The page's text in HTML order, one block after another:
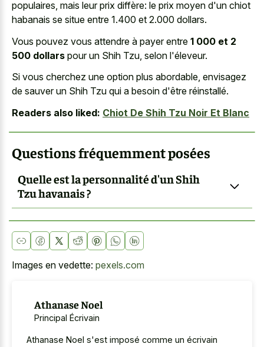
populaires, mais leur prix diffère: le prix moyen d'un chiot
habanais se situe entre 1.400 et 2.000 dollars.
Vous pouvez vous attendre à payer entre 1 000 et 2
500 dollars pour un Shih Tzu, selon l'éleveur.
Si vous cherchez une option plus abordable, envisagez
de sauver un Shih Tzu qui a besoin d'être réinstallé.
Readers also liked: Chiot De Shih Tzu Noir Et Blanc
Questions fréquemment posées
Quelle est la personnalité d'un Shih
Tzu havanais ?
Images en vedette: pexels.com
Athanase Noel
Principal Écrivain
Athanase Noel s'est imposé comme un écrivain